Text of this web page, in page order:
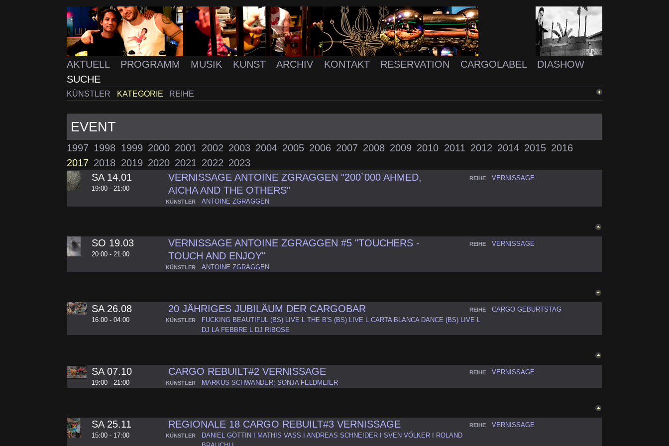
AKTUELL PROGRAMM MUSIK KUNST ARCHIV KONTAKT RESERVATION CARGOLABEL
DIASHOW
SUCHE
KÜNSTLER KATEGORIE REIHE
EVENT
1997 1998 1999 2000 2001 2002 2003 2004 2005 2006 2007 2008 2009 2010 2011 2012 2014 2015 2016
2017 2018 2019 2020 2021 2022 2023
SA 14.01
19:00 - 21:00
VERNISSAGE ANTOINE ZGRAGGEN "200`000 AHMED,
AICHA AND THE OTHERS"
KÜNSTLER ANTOINE ZGRAGGEN
REIHE VERNISSAGE
SO 19.03
20:00 - 21:00
VERNISSAGE ANTOINE ZGRAGGEN #5 "TOUCHERS -
TOUCH AND ENJOY"
KÜNSTLER ANTOINE ZGRAGGEN
REIHE VERNISSAGE
SA 26.08
16:00 - 04:00
20 JÄHRIGES JUBILÄUM DER CARGOBAR
KÜNSTLER
FUCKING BEAUTIFUL (BS) LIVE L THE B'S (BS) LIVE L CARTA BLANCA DANCE (BS) LIVE L
DJ LA FEBBRE L DJ RIBOSE
REIHE CARGO GEBURTSTAG
SA 07.10
19:00 - 21:00
CARGO REBUILT#2 VERNISSAGE
KÜNSTLER MARKUS SCHWANDER; SONJA FELDMEIER
REIHE VERNISSAGE
SA 25.11
15:00 - 17:00
REGIONALE 18 CARGO REBUILT#3 VERNISSAGE
KÜNSTLER
DANIEL GÖTTIN I MATHIS VASS I ANDREAS SCHNEIDER I SVEN VÖLKER I ROLAND
REIHE VERNISSAGE